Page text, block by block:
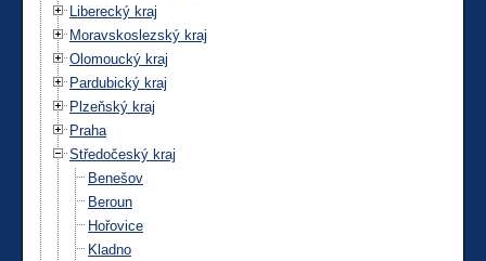
Liberecký kraj
Moravskoslezský kraj
Olomoucký kraj
Pardubický kraj
Plzeňský kraj
Praha
Středočeský kraj
Benešov
Beroun
Hořovice
Kladno